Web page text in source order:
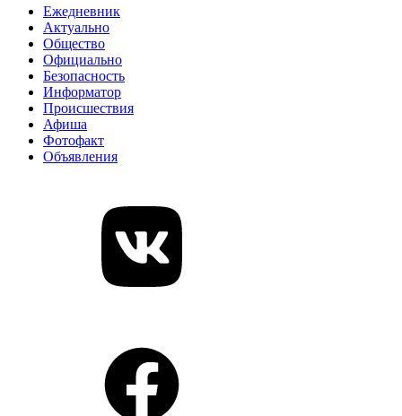
Ежедневник
Актуально
Общество
Официально
Безопасность
Информатор
Происшествия
Афиша
Фотофакт
Объявления